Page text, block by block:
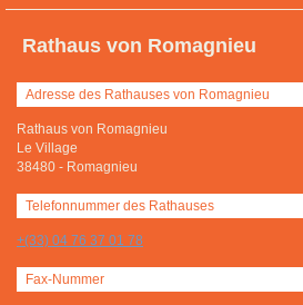
Rathaus von Romagnieu
Adresse des Rathauses von Romagnieu
Rathaus von Romagnieu
Le Village
38480 - Romagnieu
Telefonnummer des Rathauses
+(33) 04 76 37 01 78
Fax-Nummer